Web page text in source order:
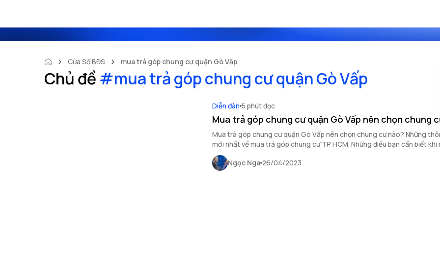
Cửa Sổ BĐS mua trả góp chung cư quận Gò Vấp
Chủ đề #mua trả góp chung cư quận Gò Vấp
Diễn đàn 5 phút đọc
Mua trả góp chung cư quận Gò Vấp nên chọn chung
Mua trả góp chung cư quận Gò Vấp nên chọn chung cư nào? Những
mới nhất về mua trả góp chung cư TP HCM. Những điều bạn cần biết khi
chung cư quận Gò Vấp.
Ngọc Nga 26/04/2023